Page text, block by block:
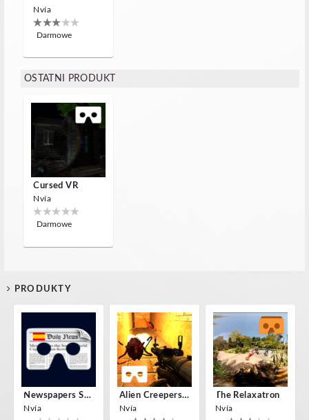
Nvía
Darmowe
OSTATNI PRODUKT
Cursed VR
Nvía
Darmowe
PRODUKTY
Newspapers Spain VR
Nvía
Alien Creepers VR
Nvía
The Relaxatron
Nvía